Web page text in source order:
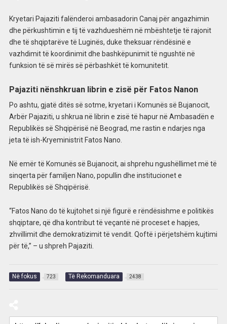
Kryetari Pajaziti falënderoi ambasadorin Canaj për angazhimin
dhe përkushtimin e tij të vazhdueshëm në mbështetje të rajonit
dhe të shqiptarëve të Luginës, duke theksuar rëndësinë e
vazhdimit të koordinimit dhe bashkëpunimit të ngushtë në
funksion të së mirës së përbashkët të komunitetit.
Pajaziti nënshkruan librin e zisë për Fatos Nanon
Po ashtu, gjatë ditës së sotme, kryetari i Komunës së Bujanocit,
Arbër Pajaziti, u shkrua në librin e zisë të hapur në Ambasadën e
Republikës së Shqipërisë në Beograd, me rastin e ndarjes nga
jeta të ish-Kryeministrit Fatos Nano.
Në emër të Komunës së Bujanocit, ai shprehu ngushëllimet më të
sinqerta për familjen Nano, popullin dhe institucionet e
Republikës së Shqipërisë.
“Fatos Nano do të kujtohet si një figurë e rëndësishme e politikës
shqiptare, që dha kontribut të veçantë në proceset e hapjes,
zhvillimit dhe demokratizimit të vendit. Qoftë i përjetshëm kujtimi
për të,” – u shpreh Pajaziti.
Në fokus 723 Të Rekomanduara 2438